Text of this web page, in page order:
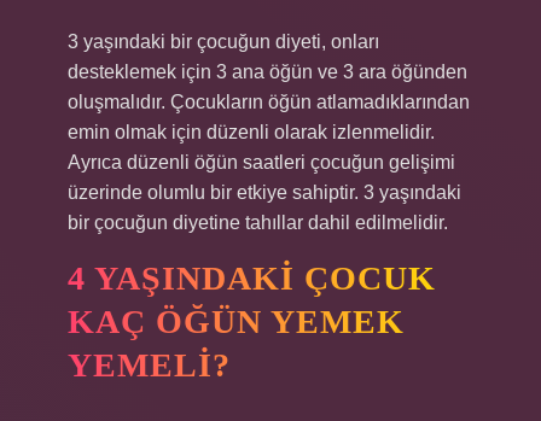
3 yaşındaki bir çocuğun diyeti, onları
desteklemek için 3 ana öğün ve 3 ara öğünden
oluşmalıdır. Çocukların öğün atlamadıklarından
emin olmak için düzenli olarak izlenmelidir.
Ayrıca düzenli öğün saatleri çocuğun gelişimi
üzerinde olumlu bir etkiye sahiptir. 3 yaşındaki
bir çocuğun diyetine tahıllar dahil edilmelidir.
4 YAŞINDAKI ÇOCUK
KAÇ ÖĞÜN YEMEK
YEMELI?